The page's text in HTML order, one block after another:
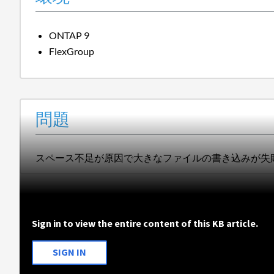
ONTAP 9
FlexGroup
問題
スペース不足が原因で大きなファイルの書き込みが失
Sign in to view the entire content of this KB article.
SIGN IN